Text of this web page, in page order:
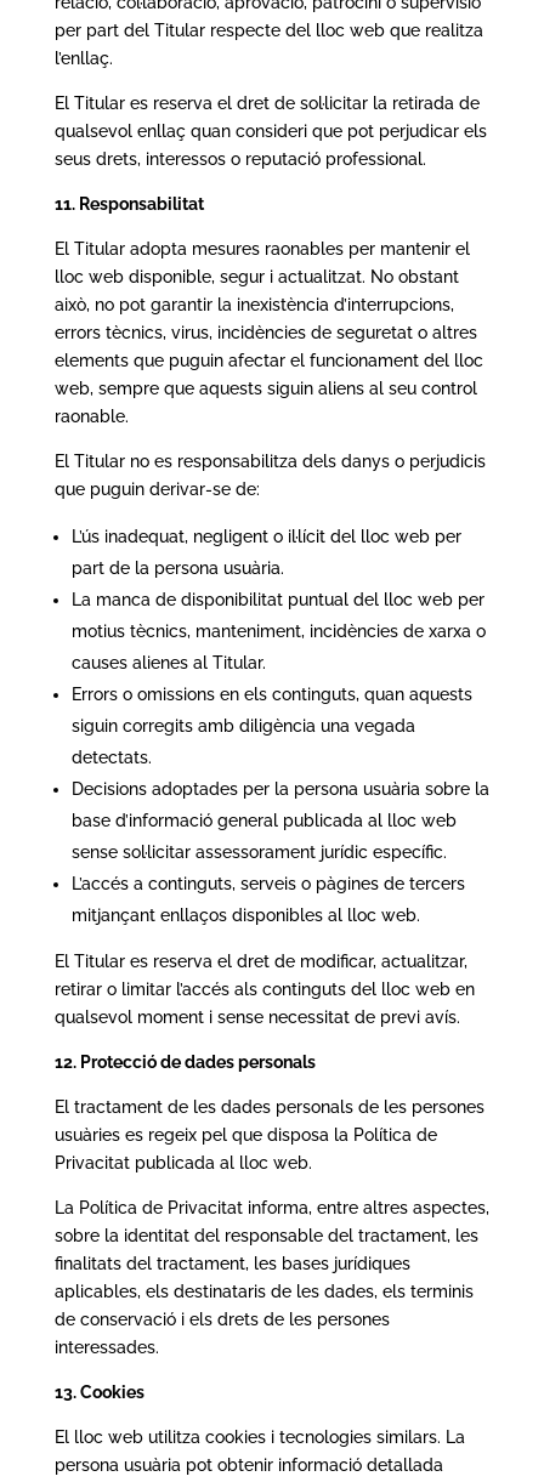
per part del Titular respecte del lloc web que realitza
l’enllaç.
El Titular es reserva el dret de sol·licitar la retirada de
qualsevol enllaç quan consideri que pot perjudicar els
seus drets, interessos o reputació professional.
11. Responsabilitat
El Titular adopta mesures raonables per mantenir el
lloc web disponible, segur i actualitzat. No obstant
això, no pot garantir la inexistència d’interrupcions,
errors tècnics, virus, incidències de seguretat o altres
elements que puguin afectar el funcionament del lloc
web, sempre que aquests siguin aliens al seu control
raonable.
El Titular no es responsabilitza dels danys o perjudicis
que puguin derivar-se de:
L’ús inadequat, negligent o il·lícit del lloc web per
part de la persona usuària.
La manca de disponibilitat puntual del lloc web per
motius tècnics, manteniment, incidències de xarxa o
causes alienes al Titular.
Errors o omissions en els continguts, quan aquests
siguin corregits amb diligència una vegada
detectats.
Decisions adoptades per la persona usuària sobre la
base d’informació general publicada al lloc web
sense sol·licitar assessorament jurídic específic.
L’accés a continguts, serveis o pàgines de tercers
mitjançant enllaços disponibles al lloc web.
El Titular es reserva el dret de modificar, actualitzar,
retirar o limitar l’accés als continguts del lloc web en
qualsevol moment i sense necessitat de previ avís.
12. Protecció de dades personals
El tractament de les dades personals de les persones
usuàries es regeix pel que disposa la Política de
Privacitat publicada al lloc web.
La Política de Privacitat informa, entre altres aspectes,
sobre la identitat del responsable del tractament, les
finalitats del tractament, les bases jurídiques
aplicables, els destinataris de les dades, els terminis
de conservació i els drets de les persones
interessades.
13. Cookies
El lloc web utilitza cookies i tecnologies similars. La
persona usuària pot obtenir informació detallada